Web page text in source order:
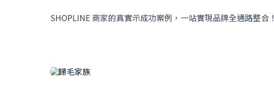
SHOPLINE 商家的真實示成功案例，一站實現品牌全通路整合！